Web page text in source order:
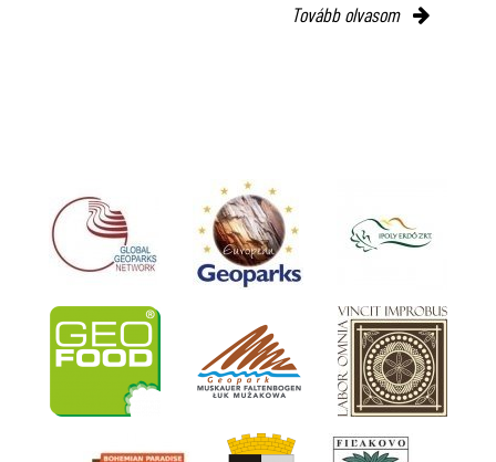
Tovább olvasom